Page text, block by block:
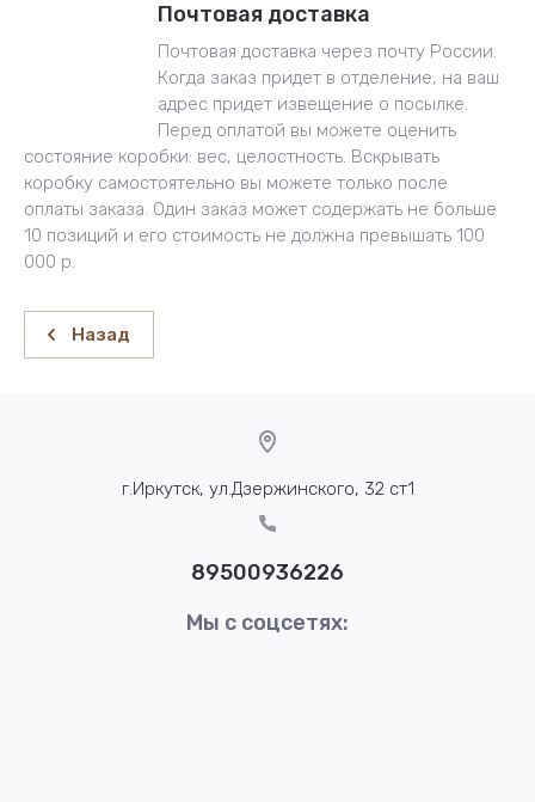
Почтовая доставка
Почтовая доставка через почту России.
Когда заказ придет в отделение, на ваш
адрес придет извещение о посылке.
Перед оплатой вы можете оценить
состояние коробки: вес, целостность. Вскрывать
коробку самостоятельно вы можете только после
оплаты заказа. Один заказ может содержать не больше
10 позиций и его стоимость не должна превышать 100
000 р.
Назад
г.Иркутск, ул.Дзержинского, 32 ст1
89500936226
Мы с соцсетях: